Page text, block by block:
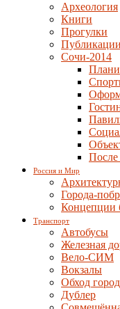
Археология
Книги
Прогулки
Публикации
Сочи-2014
Россия и Мир
Города-
Концепции
Транспорт
Автобусы
Железная
Вело-СИМ
Вокзалы
Обход
Дублер